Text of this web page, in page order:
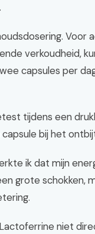
Voor
verkoudheid,
capsules per
tijdens een
bij het
ik dat mijn
grote schokken,
niet